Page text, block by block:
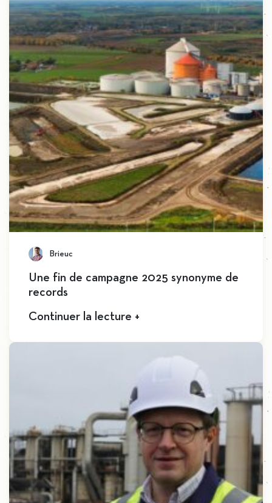
Brieuc
Une fin de campagne 2025 synonyme de
records
Continuer la lecture +